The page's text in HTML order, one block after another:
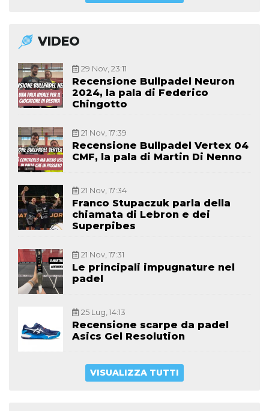
VIDEO
29 Nov, 23:11
Recensione Bullpadel Neuron
2024, la pala di Federico
Chingotto
21 Nov, 17:39
Recensione Bullpadel Vertex 04
CMF, la pala di Martin Di Nenno
21 Nov, 17:34
Franco Stupaczuk parla della
chiamata di Lebron e dei
Superpibes
21 Nov, 17:31
Le principali impugnature nel
padel
25 Lug, 14:13
Recensione scarpe da padel
Asics Gel Resolution
VISUALIZZA TUTTI